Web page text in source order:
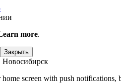
more.
Закрыть
screen with push notifications,